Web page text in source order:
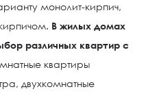
монолит-кирпич,
В жилых домах
различных квартир с
квартиры
двухкомнатные